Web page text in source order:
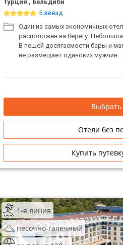
Турция , Бельдиби
5 звёзд
Один из самых экономичных
расположен на берегу.
В пешей досягаемости бары и
не размещает одиноких мужчин.
Выбрать
Отели без
Купить
1-я линия
песочно-галечный
звезды
Сетевые отели Турции
Сетевые отели Египта
Сетевые отели Шри Ланки
Сетевые отели Вьетнама
Сетевые отели Бали
Сетевые отели Сейшел
Сетевые отели Маврикия